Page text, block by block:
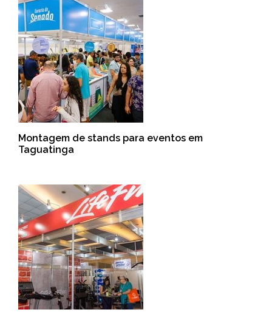
Montagem de stands para eventos em
Taguatinga